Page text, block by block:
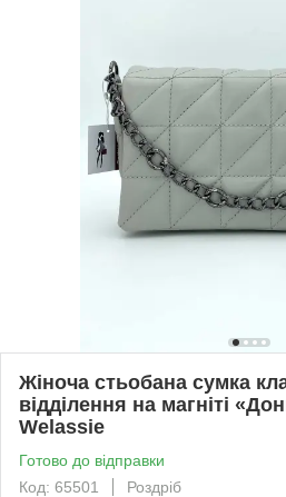
Жіноча стьобана сумка
відділення на магніті
Welassie
Готово до відправки
Код: 65501
Роздріб